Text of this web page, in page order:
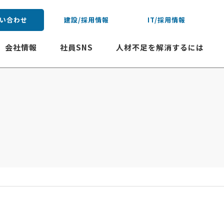
合わせ 建設/採用情報 IT/採用情報
会社情報 社員SNS 人材不足を解消するには